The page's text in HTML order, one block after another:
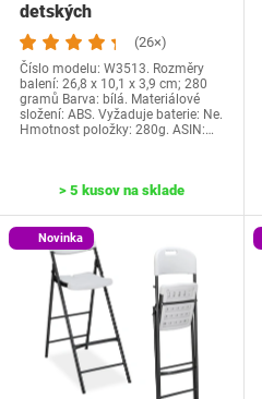
detských
bezpečnostných zámkov
skriniek…
(26×)
Číslo modelu: W3513. Rozměry
balení: 26,8 x 10,1 x 3,9 cm; 280
gramů Barva: bílá. Materiálové
složení: ABS. Vyžaduje baterie: Ne.
Hmotnost položky: 280g. ASIN:…
> 5 kusov na sklade
Novinka